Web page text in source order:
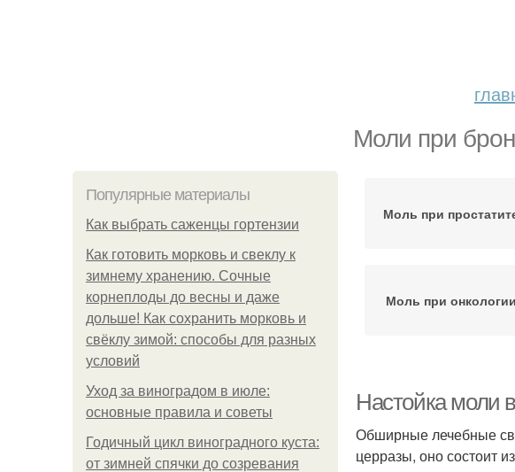
Моли при
Популярные материалы
Как выбрать саженцы гортензии
Как готовить морковь и свеклу к
зимнему хранению. Сочные
корнеплоды до весны и даже
дольше! Как сохранить морковь и
свёклу зимой: способы для разных
условий
Уход за виноградом в июле:
основные правила и советы
Годичный цикл виноградного куста:
от зимней спячки до созревания
Моль при
Моль при онкологии
Настойка моли
Обширные лечебные
церразы, оно состоит